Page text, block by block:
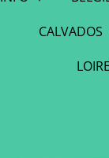
CALVADOS